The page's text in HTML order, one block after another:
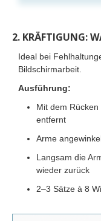
2. KRÄFTIGUNG:
Ideal bei
Bildschirmarbeit.
Ausführung:
Mit dem
entfernt
Arme
Langsam die
wieder zurück
2–3 Sätze à 8